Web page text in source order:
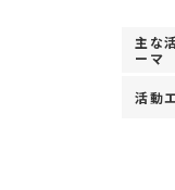
主な
ーマ
活動